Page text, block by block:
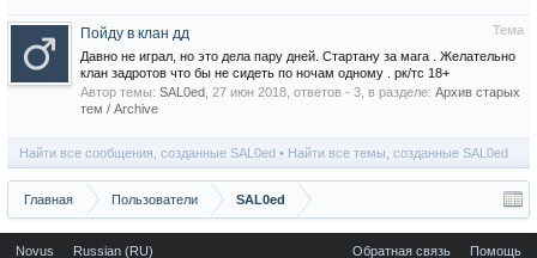
Тема
Пойду в клан дд
Давно не играл, но это дела пару дней. Стартану за мага . Желательно
клан задротов что бы не сидеть по ночам одному . рк/тс 18+
Автор темы: SAL0ed 27 июн 2018 , ответов - 3, в разделе: Архив старых
тем / Archive
Найти все сообщения, созданные SAL0ed Найти все темы, созданные SAL0ed
Главная Пользователи SAL0ed
Novus Russian (RU) Обратная связь Помощь